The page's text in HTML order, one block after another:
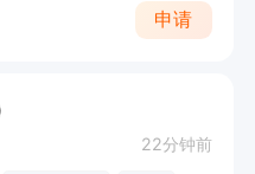
申请
22分钟前